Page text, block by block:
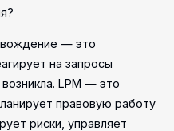
— это
на запросы
LPM — это
правовую работу
риски, управляет